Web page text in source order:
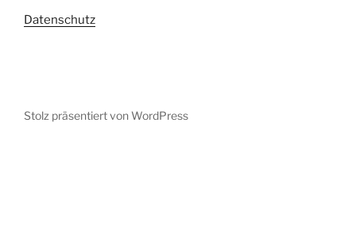
Datenschutz
Stolz präsentiert von WordPress